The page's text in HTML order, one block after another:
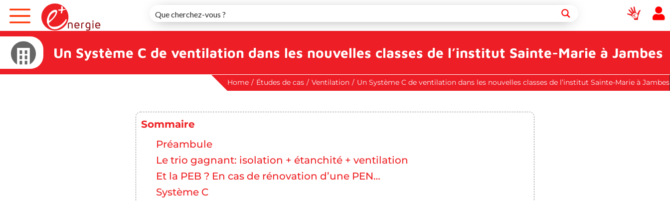
content
Un Système C de ventilation dans les nouvelles classes de l’institut Sainte-Marie à Jambes
Home / Études de cas / Ventilation / Un Système C de ventilation dans les nouvelles classes de l’institut Sainte-Marie à Jambes
Sommaire
Préambule
Le trio gagnant: isolation + étanchité + ventilation
Et la PEB ? En cas de rénovation d’une PEN…
Système C